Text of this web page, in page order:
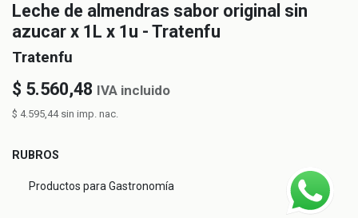
Leche de almendras sabor original sin
azucar x 1L x 1u - Tratenfu
Tratenfu
$ 5.560,48 IVA incluido
$ 4.595,44 sin imp. nac.
RUBROS
Productos para Gastronomía